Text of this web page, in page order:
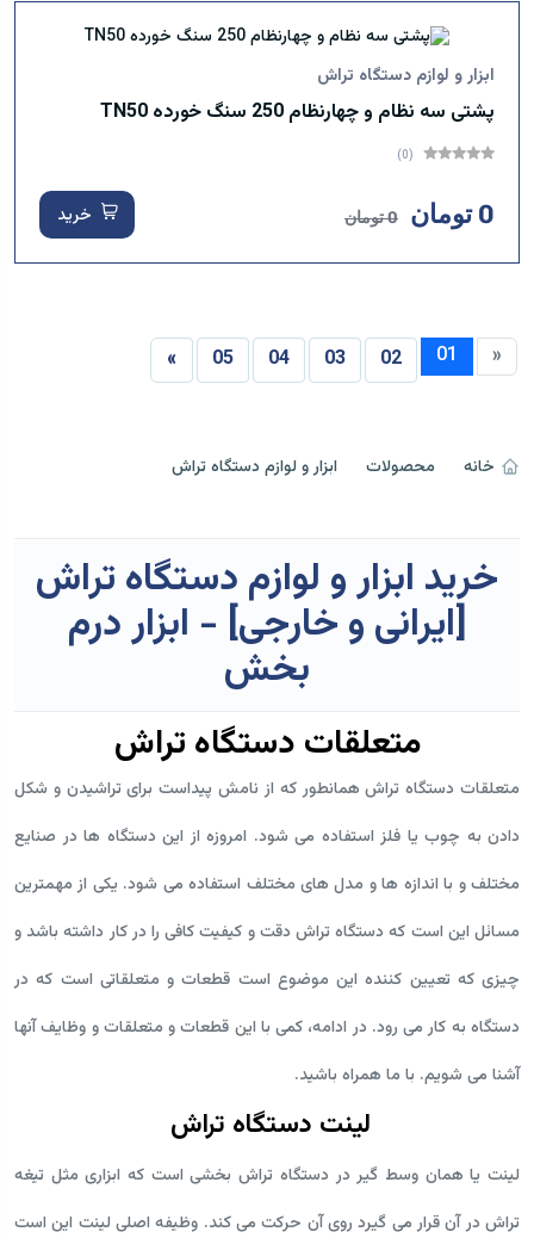
ابزار و لوازم دستگاه تراش
پشتی سه نظام و چهارنظام 250 سنگ خورده TN50
(0)
0 تومان 0 تومان خرید
«
01
02
03
04
05
»
خانه محصولات ابزار و لوازم دستگاه تراش
خرید ابزار و لوازم دستگاه تراش
[ایرانی و خارجی] - ابزار درم
بخش
متعلقات دستگاه تراش
متعلقات دستگاه تراش همانطور که از نامش پیداست برای تراشیدن و شکل
دادن به چوب یا فلز استفاده می شود. امروزه از این دستگاه ها در صنایع
مختلف و با اندازه ها و مدل های مختلف استفاده می شود. یکی از مهمترین
مسائل این است که دستگاه تراش دقت و کیفیت کافی را در کار داشته باشد و
چیزی که تعیین کننده این موضوع است قطعات و متعلقاتی است که در
دستگاه به کار می رود. در ادامه،‌ کمی با این قطعات و متعلقات و وظایف آنها
آشنا می شویم. با ما همراه باشید.
لینت دستگاه تراش
لینت یا همان وسط گیر در دستگاه تراش بخشی است که ابزاری مثل تیغه
تراش در آن قرار می گیرد روی آن حرکت می کند. وظیفه اصلی لینت این است